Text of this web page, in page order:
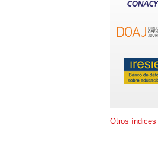
Otros índices